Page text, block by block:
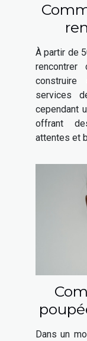
À partir de
services
cependant
offrant
attentes et
Dans un